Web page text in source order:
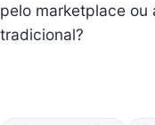
pelo marketplace ou
tradicional?